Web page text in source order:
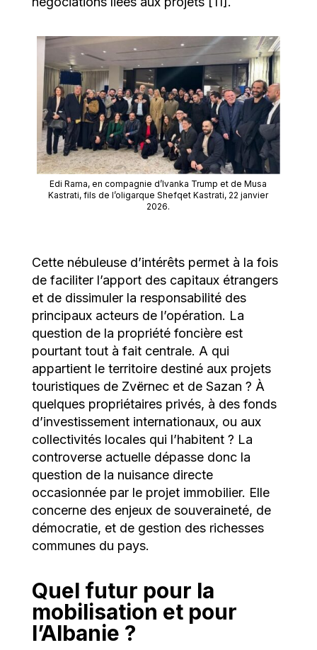
Edi Rama, en compagnie d’Ivanka Trump et de Musa
Kastrati, fils de l’oligarque Shefqet Kastrati, 22 janvier
2026.
Cette nébuleuse d’intérêts permet à la fois
de faciliter l’apport des capitaux étrangers
et de dissimuler la responsabilité des
principaux acteurs de l’opération. La
question de la propriété foncière est
pourtant tout à fait centrale. A qui
appartient le territoire destiné aux projets
touristiques de Zvërnec et de Sazan ? À
quelques propriétaires privés, à des fonds
d’investissement internationaux, ou aux
collectivités locales qui l’habitent ? La
controverse actuelle dépasse donc la
question de la nuisance directe
occasionnée par le projet immobilier. Elle
concerne des enjeux de souveraineté, de
démocratie, et de gestion des richesses
communes du pays.
Quel futur pour la
mobilisation et pour
l’Albanie ?